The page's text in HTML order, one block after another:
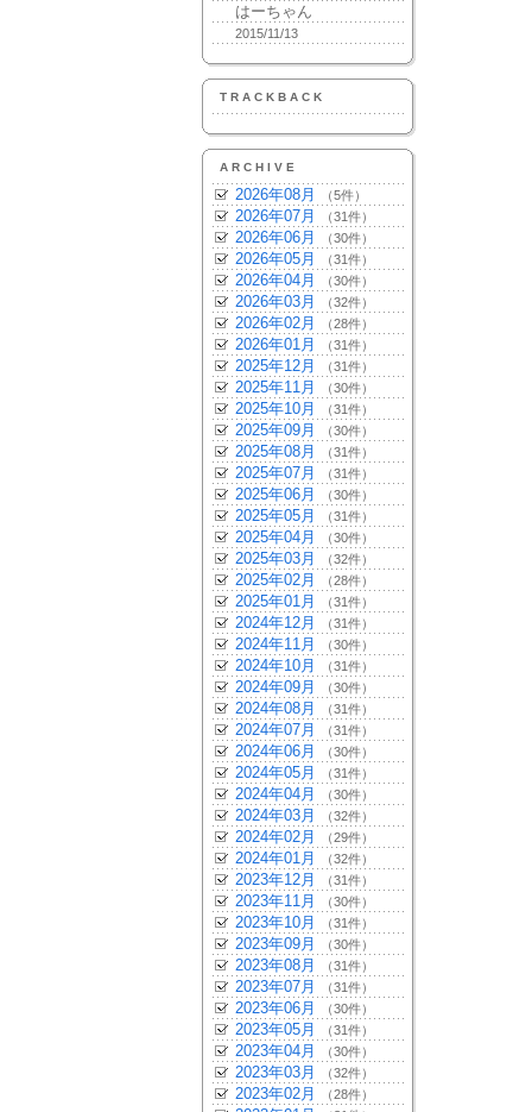
はーちゃん
2015/11/13
TRACKBACK
ARCHIVE
2026年08月 （5件）
2026年07月 （31件）
2026年06月 （30件）
2026年05月 （31件）
2026年04月 （30件）
2026年03月 （32件）
2026年02月 （28件）
2026年01月 （31件）
2025年12月 （31件）
2025年11月 （30件）
2025年10月 （31件）
2025年09月 （30件）
2025年08月 （31件）
2025年07月 （31件）
2025年06月 （30件）
2025年05月 （31件）
2025年04月 （30件）
2025年03月 （32件）
2025年02月 （28件）
2025年01月 （31件）
2024年12月 （31件）
2024年11月 （30件）
2024年10月 （31件）
2024年09月 （30件）
2024年08月 （31件）
2024年07月 （31件）
2024年06月 （30件）
2024年05月 （31件）
2024年04月 （30件）
2024年03月 （32件）
2024年02月 （29件）
2024年01月 （32件）
2023年12月 （31件）
2023年11月 （30件）
2023年10月 （31件）
2023年09月 （30件）
2023年08月 （31件）
2023年07月 （31件）
2023年06月 （30件）
2023年05月 （31件）
2023年04月 （30件）
2023年03月 （32件）
2023年02月 （28件）